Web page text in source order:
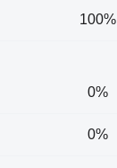
100%
0%
0%